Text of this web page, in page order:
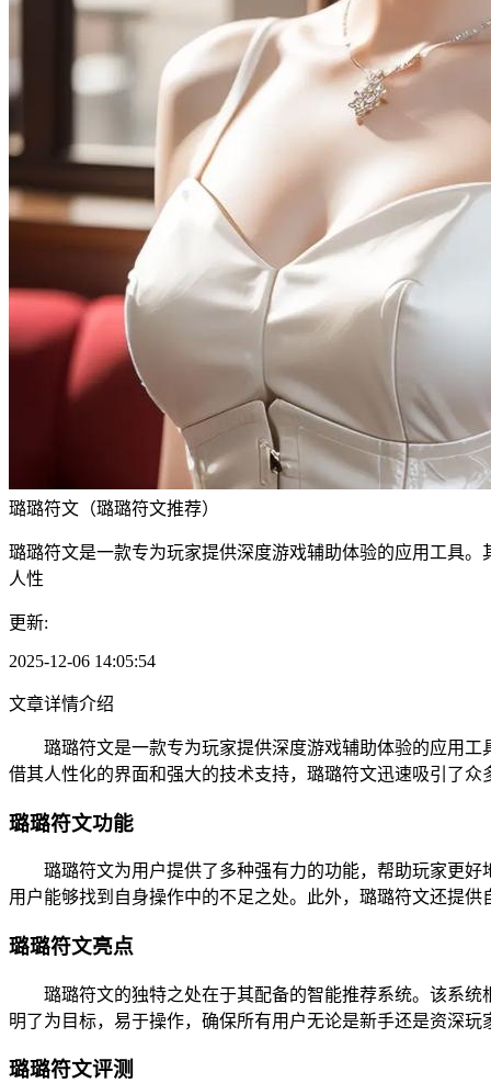
璐璐符文（璐璐符文推荐）
璐璐符文是一款专为玩家提供深度游戏辅助体验的应用工具
人性
更新:
2025-12-06 14:05:54
文章详情介绍
璐璐符文是一款专为玩家提供深度游戏辅助体验的应用工
借其人性化的界面和强大的技术支持，璐璐符文迅速吸引了众
璐璐符文功能
璐璐符文为用户提供了多种强有力的功能，帮助玩家更好
用户能够找到自身操作中的不足之处。此外，璐璐符文还提
璐璐符文亮点
璐璐符文的独特之处在于其配备的智能推荐系统。该系统
明了为目标，易于操作，确保所有用户无论是新手还是资深
璐璐符文评测